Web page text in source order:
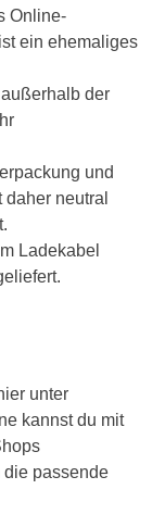
Online-
ein ehemaliges
der
und
neutral
Ladekabel
unter
kannst du mit
die passende